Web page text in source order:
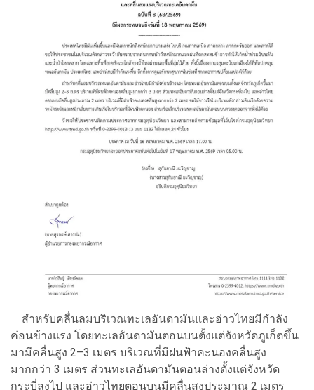
สำหรับคลื่นลมบริเวณทะเลอันดามันและอ่าวไทยมีกำลัง
ค่อนข้างแรง โดยทะเลอันดามันตอนบนตั้งแต่จังหวัดภูเก็ตขึ้น
มามีคลื่นสูง 2–3 เมตร บริเวณที่มีฝนฟ้าคะนองคลื่นสูง
มากกว่า 3 เมตร ส่วนทะเลอันดามันตอนล่างตั้งแต่จังหวัด
กระบี่ลงไป และอ่าวไทยตอนบนมีคลื่นสูงประมาณ 2 เมตร